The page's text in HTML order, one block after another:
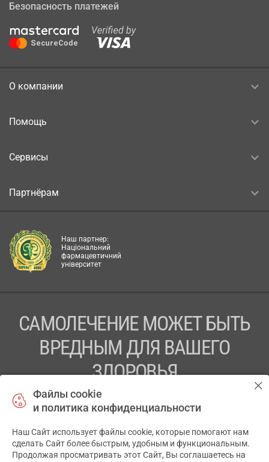
Безопасность платежей
О компании
Помощь
Сервисы
Партнёрам
Наш партнер:
Національний
фармацевтичний
університет
САМОЛЕЧЕНИЕ МОЖЕТ БЫТЬ
ВРЕДНЫМ ДЛЯ ВАШЕГО
ЗДОРОВЬЯ
ПЕРЕД ПРИМЕНЕНИЕМ ПРЕПАРАТА
ПРОКОНСУЛЬТИРУЙТЕСЬ С ВРАЧОМ
ТОВ «АПТЕКА 911.ЮА» Код ЄДРПОУ 43631965.
Отказ от ответственности
Файлы cookie
и политика конфиденциальности
Наш Сайт использует файлы cookie, которые помогают нам
сделать Сайт более быстрым, удобным и функциональным.
Продолжая просматривать этот Сайт, Вы соглашаетесь на
✕